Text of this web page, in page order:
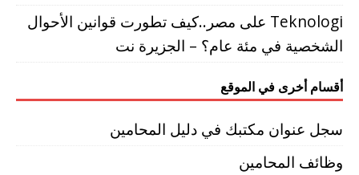
Teknologi على مصر..كيف تطورت قوانين الأحوال
الشخصية في مئة عام؟ – الجزيرة نت
أقسام أخرى في الموقع
سجل عنوان مكتبك في دليل المحامين
وظائف المحامين